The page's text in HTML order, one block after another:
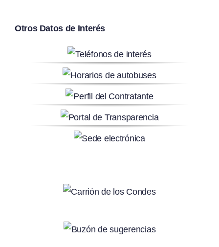
Otros Datos de Interés